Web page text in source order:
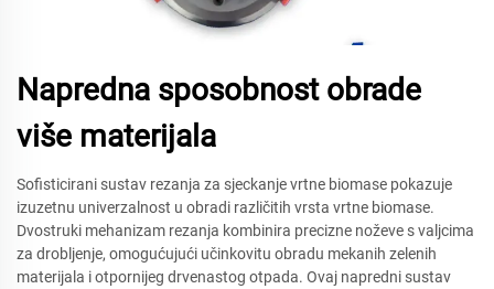
Napredna sposobnost obrade
više materijala
Sofisticirani sustav rezanja za sjeckanje vrtne biomase pokazuje
izuzetnu univerzalnost u obradi različitih vrsta vrtne biomase.
Dvostruki mehanizam rezanja kombinira precizne noževe s valjcima
za drobljenje, omogućujući učinkovitu obradu mekanih zelenih
materijala i otpornijeg drvenastog otpada. Ovaj napredni sustav